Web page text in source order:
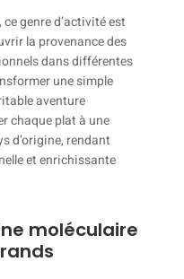
genre d’activité est
la provenance des
dans différentes
une simple
aventure
chaque plat à une
d’origine, rendant
et enrichissante
moléculaire